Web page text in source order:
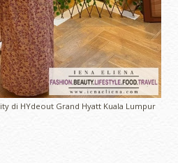
di HYdeout Grand Hyatt Kuala Lumpur